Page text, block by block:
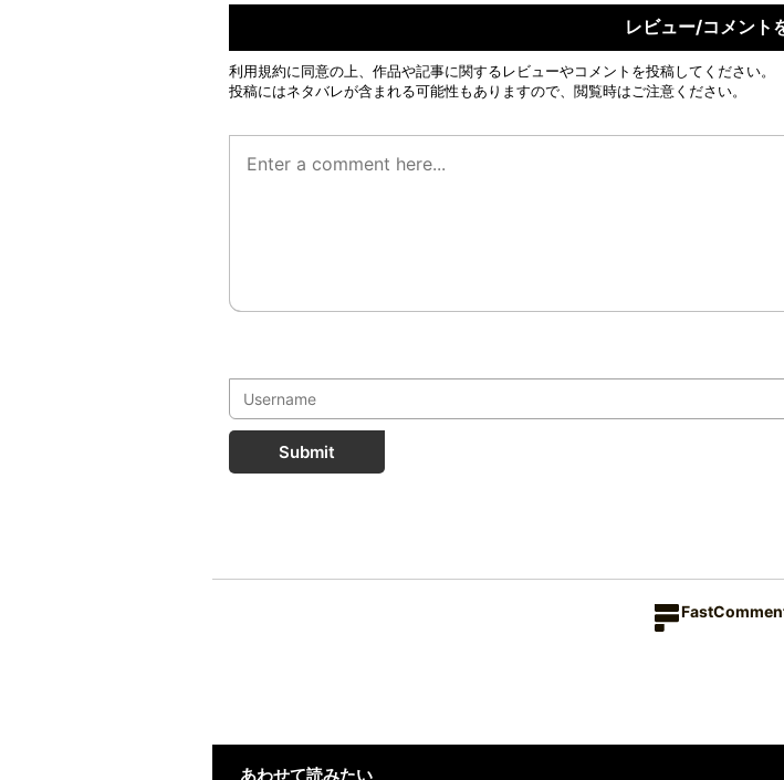
レビュー/コメント
利用規約に同意の上、作品や記事に関するレビューやコメントを投稿してください。
投稿にはネタバレが含まれる可能性もありますので、閲覧時はご注意ください。
Submit
あわせて読みたい